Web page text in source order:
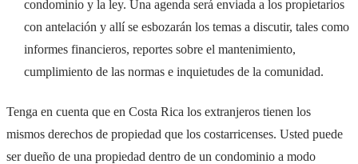
condominio y la ley. Una agenda será enviada a los propietarios
con antelación y allí se esbozarán los temas a discutir, tales como
informes financieros, reportes sobre el mantenimiento,
cumplimiento de las normas e inquietudes de la comunidad.
Tenga en cuenta que en Costa Rica los extranjeros tienen los
mismos derechos de propiedad que los costarricenses. Usted puede
ser dueño de una propiedad dentro de un condominio a modo